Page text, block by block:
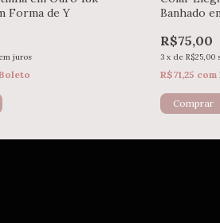
Forma de Y
juros
Banhado
R$75,00
3 x de R$25,00
R$71,25 com
Comprar